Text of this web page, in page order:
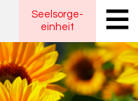
Seelsorge-
einheit